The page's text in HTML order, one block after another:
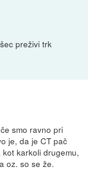
preživi trk
smo ravno pri
je, da je CT pač
karkoli drugemu,
oz. so se že.